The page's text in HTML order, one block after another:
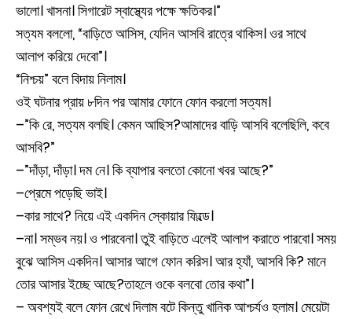
ভালো। খাসনা। সিগারেট স্বাস্থ্যের পক্ষে ক্ষতিকর।”
সত্যম বললো, “বাড়িতে আসিস, যেদিন আসবি রাত্রে থাকিস। ওর সাথে
আলাপ করিয়ে দেবো”।
“নিশ্চয়” বলে বিদায় নিলাম।
ওই ঘটনার প্রায় ৮দিন পর আমার ফোনে ফোন করলো সত্যম।
–”কি রে, সত্যম বলছি। কেমন আছিস?আমাদের বাড়ি আসবি বলেছিলি, কবে
আসবি?”
–”দাঁড়া, দাঁড়া। দম নে। কি ব্যাপার বলতো কোনো খবর আছে?”
–প্রেমে পড়েছি ভাই।
–কার সাথে? নিয়ে এই একদিন স্কোয়ার ফিল্ডে।
–না। সম্ভব নয়। ও পারবেনা। তুই বাড়িতে এলেই আলাপ করাতে পারবো। সময়
বুঝে আসিস একদিন। আসার আগে ফোন করিস। আর হ্যাঁ, আসবি কি? মানে
তোর আসার ইচ্ছে আছে?তাহলে ওকে বলবো তোর কথা”।
– অবশ্যই বলে ফোন রেখে দিলাম বটে কিন্তু খানিক আশ্চর্যও হলাম। মেয়েটা